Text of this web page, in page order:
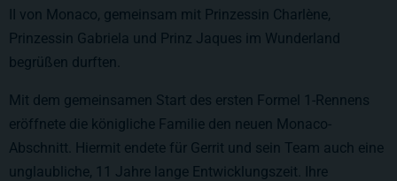
II von Monaco, gemeinsam mit Prinzessin Charlène,
Prinzessin Gabriela und Prinz Jaques im Wunderland
begrüßen durften.
Mit dem gemeinsamen Start des ersten Formel 1-Rennens
eröffnete die königliche Familie den neuen Monaco-
Abschnitt. Hiermit endete für Gerrit und sein Team auch eine
unglaubliche, 11 Jahre lange Entwicklungszeit. Ihre